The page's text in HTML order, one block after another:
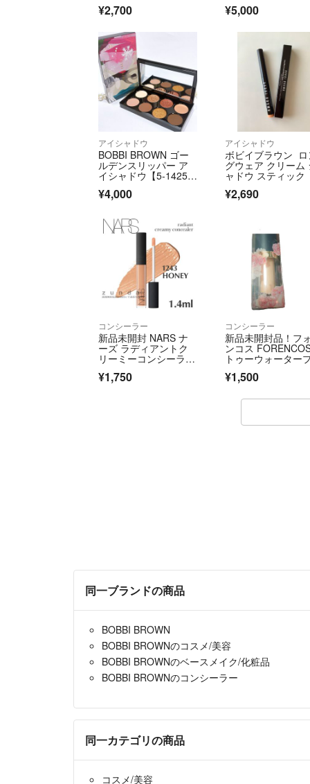
¥2,700 ¥5,000
アイシャドウ
BOBBI BROWN ゴー
ルデンスリッパー ア
イシャドウ【5-1425-1
5】
¥4,000
アイシャドウ
ボビイブラウン ロ
グウェア クリーム
ャドウ スティック
¥2,690
コンシーラー
新品未開封 NARS ナ
ーズ ラディアントク
リーミーコンシーラ
ー #1243 ハニー 1.4m
l ミニサイズ ピーチベ
¥1,750
コンシーラー
新品未開封品！フ
ンコス
トゥーウォーター
ーフスカーコンシー
ー 01 ライトベージ
¥1,500
同一ブランドの商品
BOBBI BROWN
BOBBI BROWNのコスメ/美容
BOBBI BROWNのベースメイク/化粧品
BOBBI BROWNのコンシーラー
同一カテゴリの商品
コスメ/美容